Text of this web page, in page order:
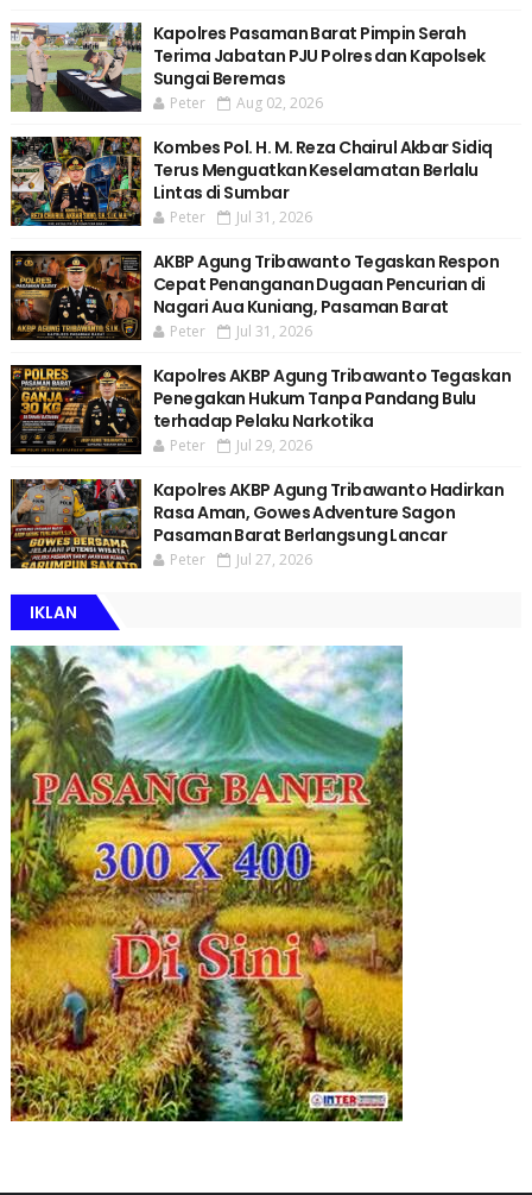
Kapolres Pasaman Barat Pimpin Serah
Terima Jabatan PJU Polres dan Kapolsek
Sungai Beremas
Peter Aug 02, 2026
Kombes Pol. H. M. Reza Chairul Akbar Sidiq
Terus Menguatkan Keselamatan Berlalu
Lintas di Sumbar
Peter Jul 31, 2026
AKBP Agung Tribawanto Tegaskan Respon
Cepat Penanganan Dugaan Pencurian di
Nagari Aua Kuniang, Pasaman Barat
Peter Jul 31, 2026
Kapolres AKBP Agung Tribawanto Tegaskan
Penegakan Hukum Tanpa Pandang Bulu
terhadap Pelaku Narkotika
Peter Jul 29, 2026
Kapolres AKBP Agung Tribawanto Hadirkan
Rasa Aman, Gowes Adventure Sagon
Pasaman Barat Berlangsung Lancar
Peter Jul 27, 2026
IKLAN